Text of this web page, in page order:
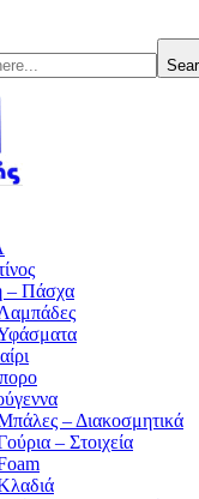
– Πάσχα
– Διακοσμητικά
– Στοιχεία